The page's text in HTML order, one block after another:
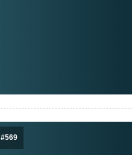
#569